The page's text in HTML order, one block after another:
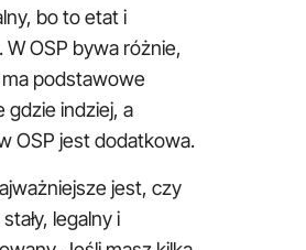
bo to etat i
W OSP bywa różnie,
podstawowe
gdzie indziej, a
OSP jest dodatkowa.
jest, czy
legalny i